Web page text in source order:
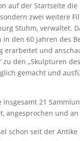
auf der Startseite
zwei weitere
Stuhm, verwaltet.
den 60 Jahren des
erarbeitet und
den „Skulpturen des
gemacht und
21
und
schon seit der